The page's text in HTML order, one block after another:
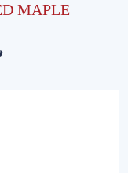
MAPLE